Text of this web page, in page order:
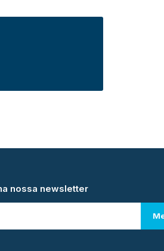
nossa newsletter